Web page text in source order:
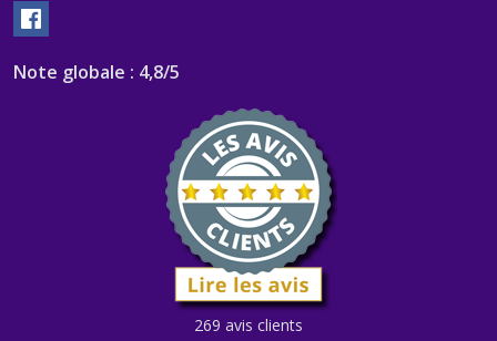
Note globale : 4,8/5
269 avis clients